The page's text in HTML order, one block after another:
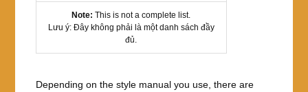
Note: This is not a complete list.
Lưu ý: Đây không phải là một danh sách đầy
đủ.
Depending on the style manual you use, there are